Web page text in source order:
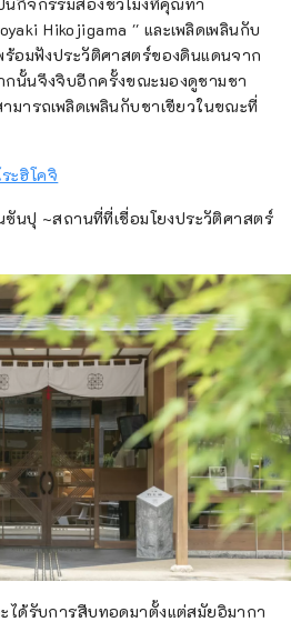
Hikojigama '' และเพลิดเพลินกับ
ร้อมฟังประวัติศาสตร์ของดินแดนจาก
นั้นจึงจิบอีกครั้งขณะมองดูชามชา
ารถเพลิดเพลินกับชาเขียวในขณะที่
ะฮิโคจิ
ซันปุ ~สถานที่ที่เชื่อมโยงประวัติศาสตร์
ได้รับการสืบทอดมาตั้งแต่สมัยอิมากา